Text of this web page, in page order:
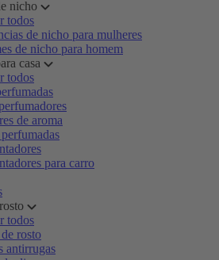
nicho
todos
de nicho para mulheres
de nicho para homem
casa
todos
de aroma
perfumadas
para carro
todos
rosto
antirrugas